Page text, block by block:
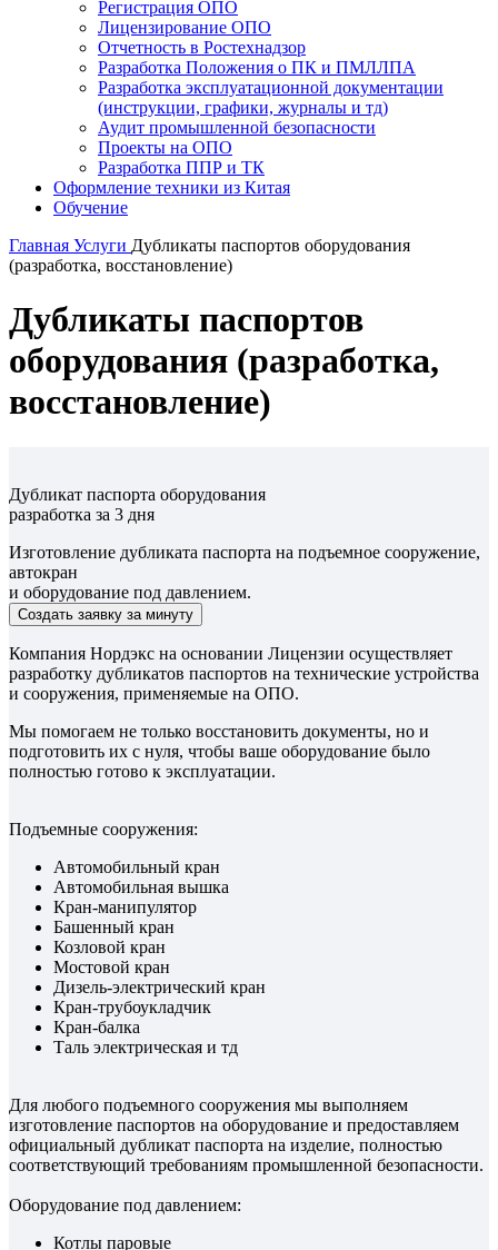
Регистрация ОПО
Лицензирование ОПО
Отчетность в Ростехнадзор
Разработка Положения о ПК и ПМЛЛПА
Разработка эксплуатационной документации
(инструкции, графики, журналы и тд)
Аудит промышленной безопасности
Проекты на ОПО
Разработка ППР и ТК
Оформление техники из Китая
Обучение
Главная Услуги Дубликаты паспортов оборудования
(разработка, восстановление)
Дубликаты паспортов
оборудования (разработка,
восстановление)
Дубликат паспорта оборудования
разработка за 3 дня
Изготовление дубликата паспорта на подъемное сооружение,
автокран
и оборудование под давлением.
Создать заявку за минуту
Компания Нордэкс на основании Лицензии осуществляет
разработку дубликатов паспортов на технические устройства
и сооружения, применяемые на ОПО.
Мы помогаем не только восстановить документы, но и
подготовить их с нуля, чтобы ваше оборудование было
полностью готово к эксплуатации.
Подъемные сооружения:
Автомобильный кран
Автомобильная вышка
Кран-манипулятор
Башенный кран
Козловой кран
Мостовой кран
Дизель-электрический кран
Кран-трубоукладчик
Кран-балка
Таль электрическая и тд
Для любого подъемного сооружения мы выполняем
изготовление паспортов на оборудование и предоставляем
официальный дубликат паспорта на изделие, полностью
соответствующий требованиям промышленной безопасности.
Оборудование под давлением:
Котлы паровые